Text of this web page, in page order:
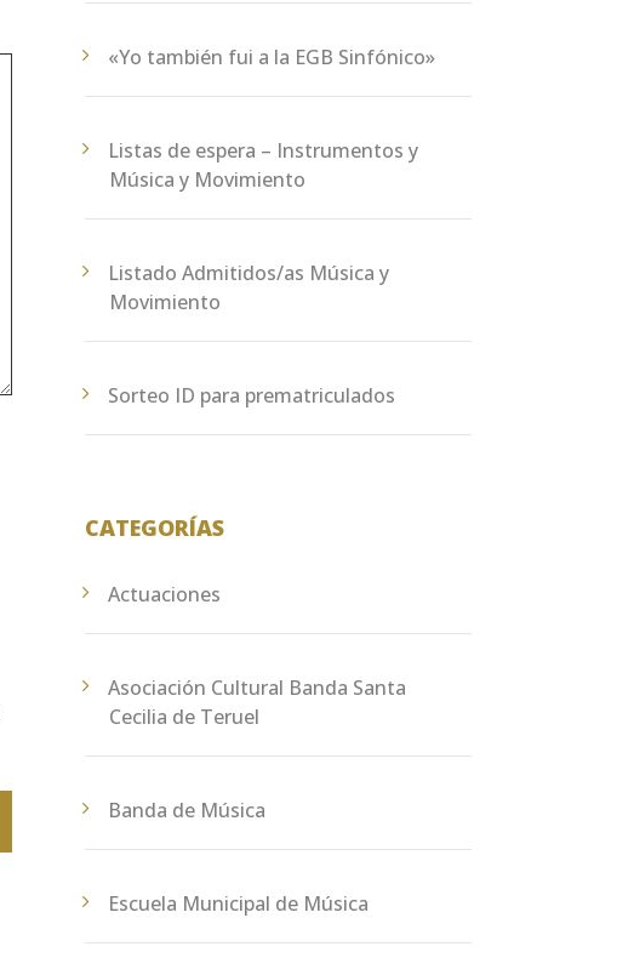
«Yo también fui a la EGB Sinfónico»
Listas de espera – Instrumentos y
Música y Movimiento
Listado Admitidos/as Música y
Movimiento
Sorteo ID para prematriculados
CATEGORÍAS
Actuaciones
Asociación Cultural Banda Santa
Cecilia de Teruel
Banda de Música
Escuela Municipal de Música